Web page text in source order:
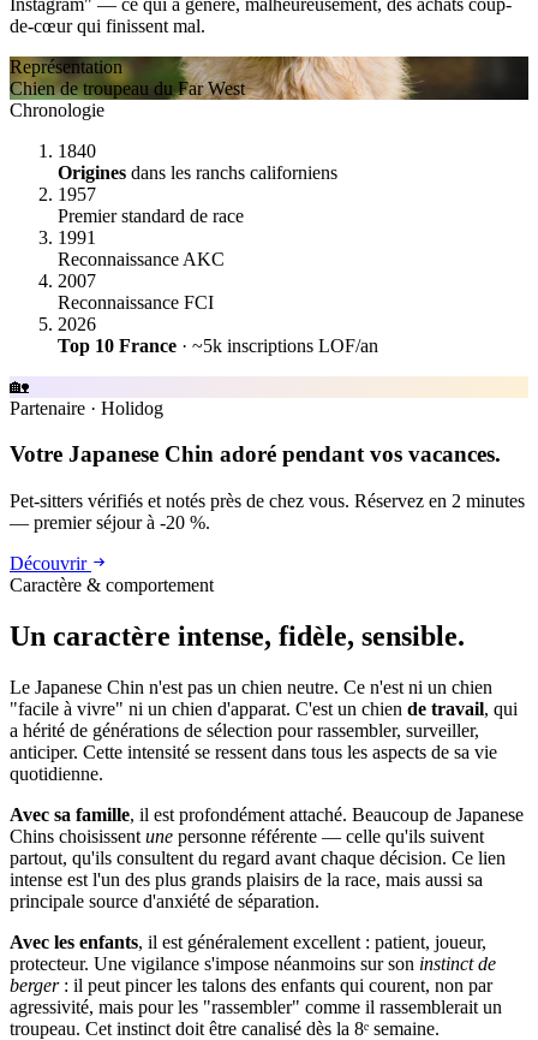
de-cœur qui finissent mal.
Représentation
Chien de troupeau du Far West
Chronologie
1840
Origines dans les ranchs californiens
1957
Premier standard de race
1991
Reconnaissance AKC
2007
Reconnaissance FCI
2026
Top 10 France · ~5k inscriptions LOF/an
🏡
Partenaire · Holidog
Votre Japanese Chin adoré pendant vos vacances.
Pet-sitters vérifiés et notés près de chez vous. Réservez en 2 minutes
— premier séjour à -20 %.
Découvrir
Caractère & comportement
Un caractère intense, fidèle, sensible.
Le Japanese Chin n'est pas un chien neutre. Ce n'est ni un chien
"facile à vivre" ni un chien d'apparat. C'est un chien de travail, qui
a hérité de générations de sélection pour rassembler, surveiller,
anticiper. Cette intensité se ressent dans tous les aspects de sa vie
quotidienne.
Avec sa famille, il est profondément attaché. Beaucoup de Japanese
Chins choisissent une personne référente — celle qu'ils suivent
partout, qu'ils consultent du regard avant chaque décision. Ce lien
intense est l'un des plus grands plaisirs de la race, mais aussi sa
principale source d'anxiété de séparation.
Avec les enfants, il est généralement excellent : patient, joueur,
protecteur. Une vigilance s'impose néanmoins sur son instinct de
berger: il peut pincer les talons des enfants qui courent, non par
agressivité, mais pour les "rassembler" comme il rassemblerait un
troupeau. Cet instinct doit être canalisé dès la 8ᵉ semaine.